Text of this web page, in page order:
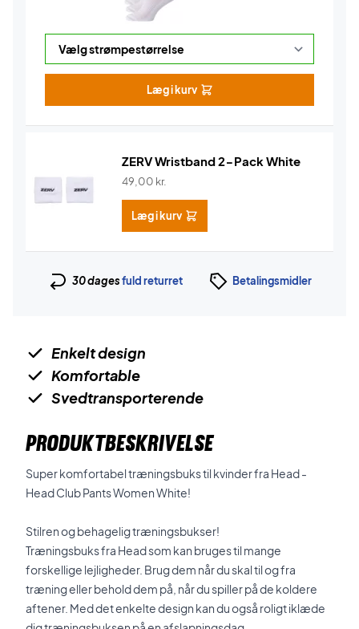
Læg i kurv
ZERV Wristband 2-Pack White
49,00 kr.
Læg i kurv
30 dagesfuld returret Betalingsmidler
Enkelt design
Komfortable
Svedtransporterende
PRODUKTBESKRIVELSE
Super komfortabel træningsbuks til kvinder fra Head -
Head Club Pants Women White!
Stilren og behagelig træningsbukser!
Træningsbuks fra Head som kan bruges til mange
forskellige lejligheder. Brug dem når du skal til og fra
træning eller behold dem på, når du spiller på de koldere
aftener. Med det enkelte design kan du også roligt iklæde